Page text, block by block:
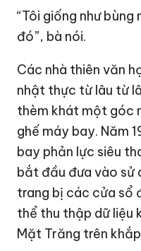
“Tôi giống như
đó”, bà nói.
Các nhà thiên văn
nhật thực từ lâu từ
thèm khát một góc
ghế máy bay. Năm
bay phản lực siêu
bắt đầu đưa vào sử
trang bị các cửa sổ
thể thu thập dữ liệu
Mặt Trăng trên